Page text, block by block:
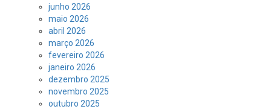
junho 2026
maio 2026
abril 2026
março 2026
fevereiro 2026
janeiro 2026
dezembro 2025
novembro 2025
outubro 2025